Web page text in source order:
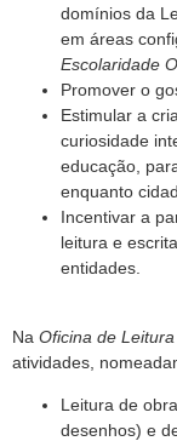
domínios da
em áreas
Escolaridade
Promover o
Estimular a
curiosidade
educação,
enquanto
Incentivar a
leitura e
entidades.
Na Oficina de
atividades,
Leitura de
desenhos) e